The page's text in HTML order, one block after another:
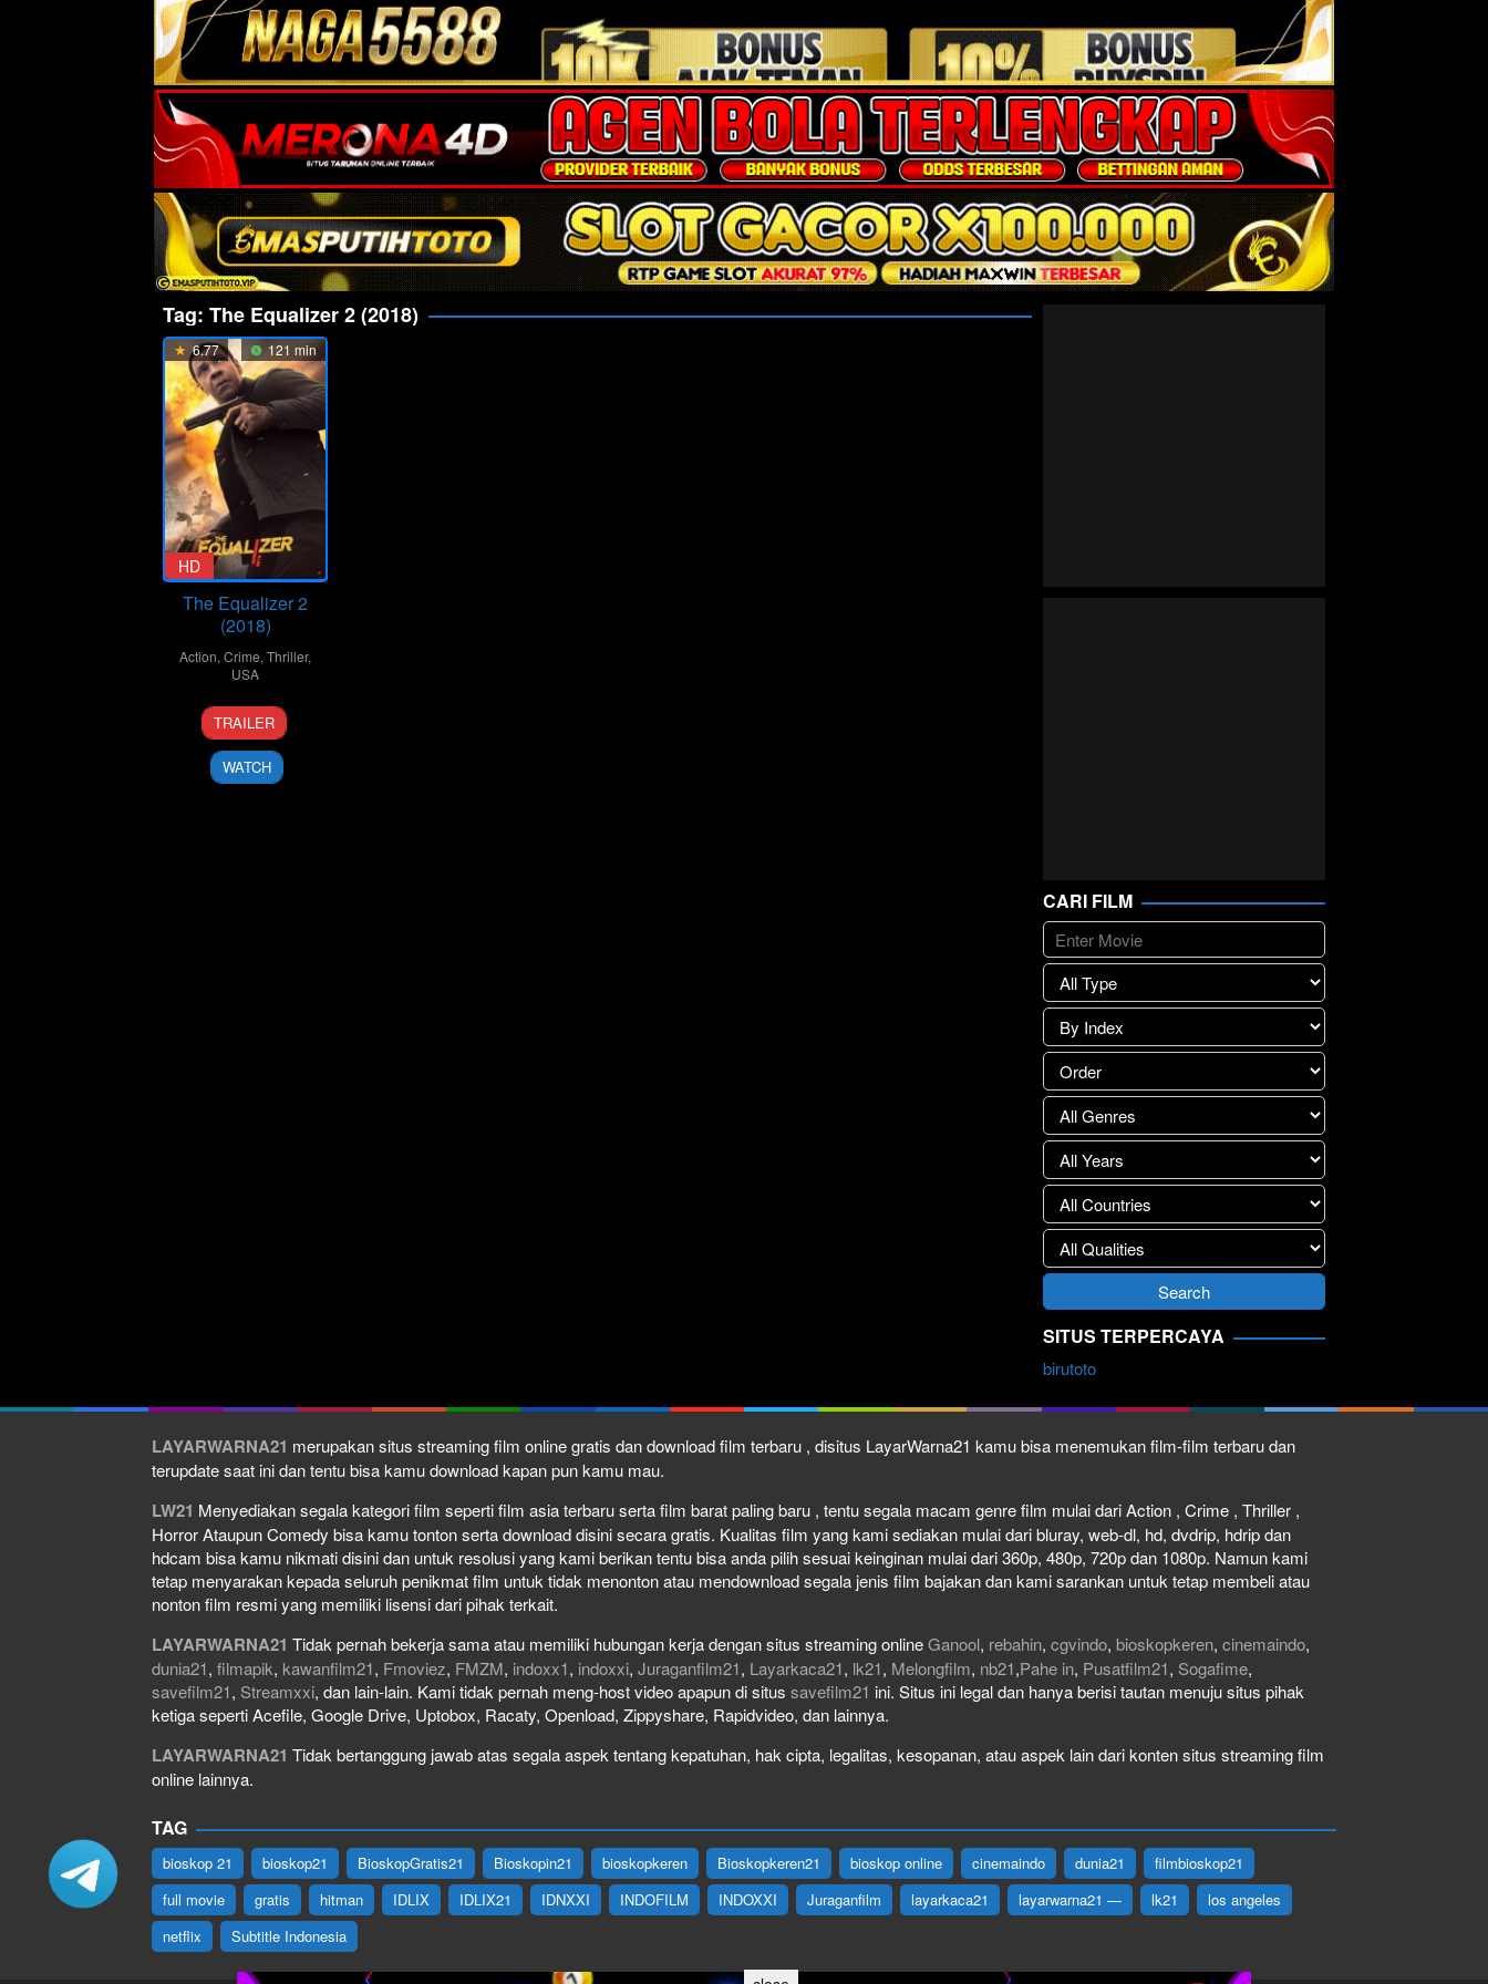
Tag: The Equalizer 2 (2018)
6.77 121 min
HD
The Equalizer 2
(2018)
Action,Crime,Thriller,
USA
19
Jul
2018
Antoine
Fuqua
TRAILER
WATCH
CARI FILM
SITUS TERPERCAYA
birutoto
LAYARWARNA21 merupakan situs streaming film online gratis dan download film terbaru , disitus LayarWarna21 kamu bisa menemukan film-film terbaru dan
terupdate saat ini dan tentu bisa kamu download kapan pun kamu mau.
LW21 Menyediakan segala kategori film seperti film asia terbaru serta film barat paling baru , tentu segala macam genre film mulai dari Action , Crime , Thriller ,
Horror Ataupun Comedy bisa kamu tonton serta download disini secara gratis. Kualitas film yang kami sediakan mulai dari bluray, web-dl, hd, dvdrip, hdrip dan
hdcam bisa kamu nikmati disini dan untuk resolusi yang kami berikan tentu bisa anda pilih sesuai keinginan mulai dari 360p, 480p, 720p dan 1080p. Namun kami
tetap menyarakan kepada seluruh penikmat film untuk tidak menonton atau mendownload segala jenis film bajakan dan kami sarankan untuk tetap membeli atau
nonton film resmi yang memiliki lisensi dari pihak terkait.
LAYARWARNA21 Tidak pernah bekerja sama atau memiliki hubungan kerja dengan situs streaming onlineGanool, rebahin, cgvindo, bioskopkeren, cinemaindo,
dunia21, filmapik, kawanfilm21, Fmoviez, FMZM, indoxx1, indoxxi, Juraganfilm21, Layarkaca21, lk21, Melongfilm, nb21,Pahe in, Pusatfilm21, Sogafime,
savefilm21, Streamxxi, dan lain-lain. Kami tidak pernah meng-host video apapun di situs savefilm21 ini. Situs ini legal dan hanya berisi tautan menuju situs pihak
ketiga seperti Acefile, Google Drive, Uptobox, Racaty, Openload, Zippyshare, Rapidvideo, dan lainnya.
LAYARWARNA21 Tidak bertanggung jawab atas segala aspek tentang kepatuhan, hak cipta, legalitas, kesopanan, atau aspek lain dari konten situs streaming film
online lainnya.
TAG
bioskop 21 bioskop21 BioskopGratis21 Bioskopin21 bioskopkeren Bioskopkeren21 bioskop online cinemaindo dunia21
filmbioskop21
full movie
gratis hitman IDLIX IDLIX21 IDNXXI INDOFILM INDOXXI Juraganfilm layarkaca21 layarwarna21 — lk21
los angeles
netflix
Subtitle Indonesia